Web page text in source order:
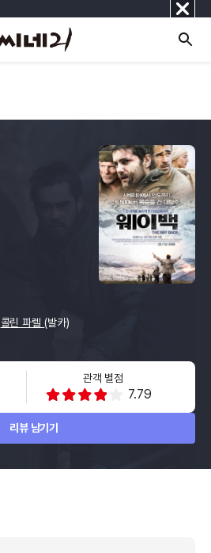
닫
기
콜린 파렐(발카)
관객 별점
7.79
리뷰 남기기